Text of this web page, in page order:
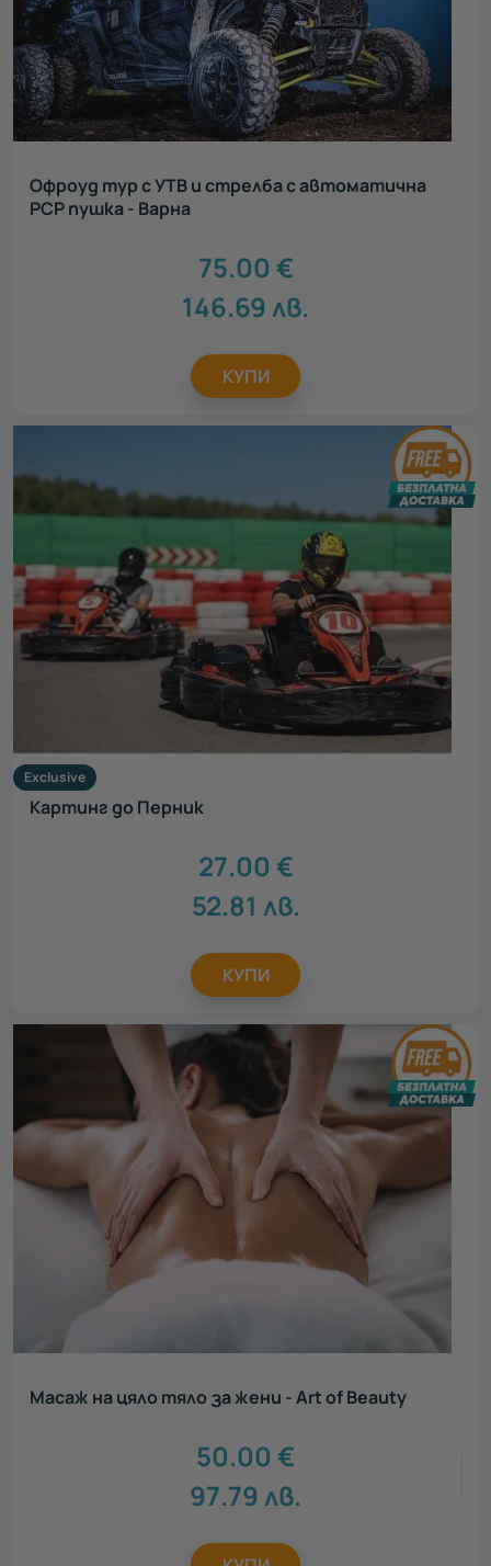
Офроуд тур с УТВ и стрелба с автоматична
PCP пушка - Варна
75.00 €
146.69 лв.
КУПИ
Exclusive
Картинг до Перник
27.00 €
52.81 лв.
КУПИ
Масаж на цяло тяло за жени - Art of Beauty
50.00 €
97.79 лв.